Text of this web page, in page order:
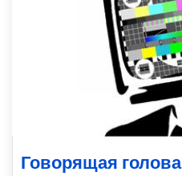
Говорящая голова